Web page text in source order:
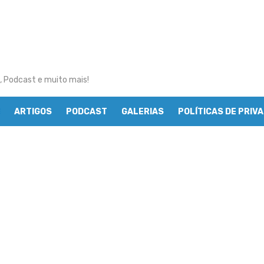
Podcast e muito mais!
ARTIGOS PODCAST GALERIAS POLÍTICAS DE